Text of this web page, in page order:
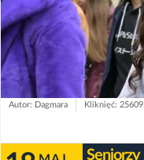
Autor: Dagmara Kliknięć: 25609
Seniorzy